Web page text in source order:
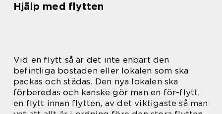
Hjälp med flytten
Vid en flytt så är det inte enbart den
befintliga bostaden eller lokalen som ska
packas och städas. Den nya lokalen ska
förberedas och kanske gör man en för-flytt,
en flytt innan flytten, av det viktigaste så man